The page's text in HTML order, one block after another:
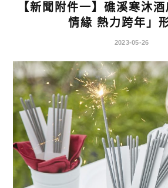
【新聞附件一】礁溪寒沐
情緣 熱力跨年」
2023-05-26